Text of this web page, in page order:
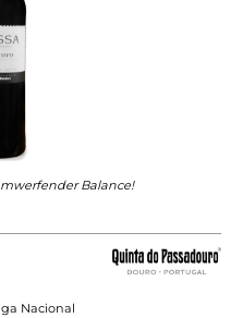
Balance!
Nacional